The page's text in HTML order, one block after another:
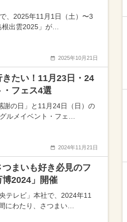
、2025年11月1日（土）〜3
出雲2025」が…
2025年10月21日
きたい！11月23日・24
・フェス4選
謝の日」と11月24日（日）の
ルメイベント・フェ…
2024年11月21日
まいも好き必見のフ
2024」開催
テレビ」本社で、2024年11
にわたり、さつまい…